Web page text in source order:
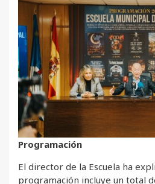
Programación
El director de la Escuela ha
programación incluye un total